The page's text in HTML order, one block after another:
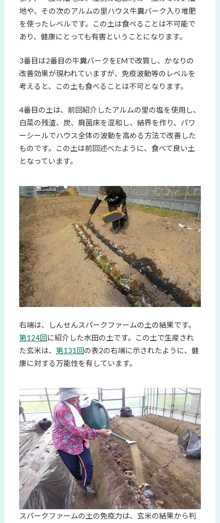
地や、その次のアルムの里ハウス牛糞バーク入り堆肥
を使ったレベルです。この土は食べることは不可能で
あり、健康にとっても有害ということになります。
3番目は2番目の牛糞バークをEMで改質し、かなりの
改善効果が現われていますが、免疫波動等のレベルを
考えると、この土も食べることは不可となります。
4番目の土は、前回紹介したアルムの里の塩を使用し、
白菜の残渣、炭、廃菌床を混和し、結界を作り、パワ
ーシールでハウス全体の波動を高める方法で改善した
ものです。この土は前回述べたように、食べて良い土
となっています。
右端は、しんせんスパークファームの土の結果です。
第124回に紹介した水田の土です。この土で生産され
た玄米は、 第131回の表2の右端に示されたように、健
康に対する万能性を有しています。
スパークファームの土の免疫力は、玄米の結果から判